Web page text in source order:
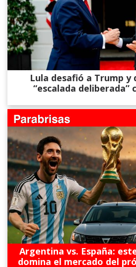
Lula desafió a Trump y
“escalada deliberada”
Argentina vs. España:
domina el mercado del